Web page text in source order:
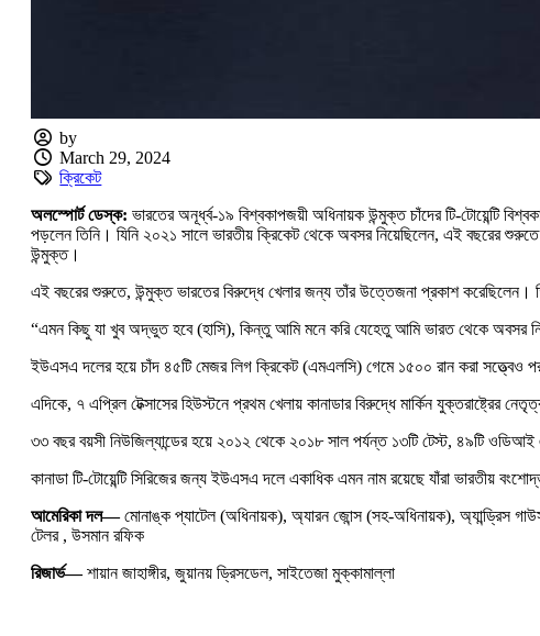
by
March 29, 2024
ক্রিকেট
অলস্পোর্ট ডেস্ক: ভারতের অনূর্ধ্ব-১৯ বিশ্বকাপজয়ী অধিনায়ক উন্মুক্ত চাঁদের টি-টোয়েন্টি
পড়লেন তিনি। যিনি ২০২১ সালে ভারতীয় ক্রিকেট থেকে অবসর নিয়েছিলেন, এই বছরের শুরুতে
উন্মুক্ত।
এই বছরের শুরুতে, উন্মুক্ত ভারতের বিরুদ্ধে খেলার জন্য তাঁর উত্তেজনা প্রকাশ করেছিলেন।
“এমন কিছু যা খুব অদ্ভুত হবে (হাসি), কিন্তু আমি মনে করি যেহেতু আমি ভারত থেকে অবসর
ইউএসএ দলের হয়ে চাঁদ ৪৫টি মেজর লিগ ক্রিকেট (এমএলসি) গেমে ১৫০০ রান করা সত্ত্বেও
এদিকে, ৭ এপ্রিল টেক্সাসের হিউস্টনে প্রথম খেলায় কানাডার বিরুদ্ধে মার্কিন
৩৩ বছর বয়সী নিউজিল্যান্ডের হয়ে ২০১২ থেকে ২০১৮ সাল পর্যন্ত ১৩টি টেস্ট, ৪৯টি
কানাডা টি-টোয়েন্টি সিরিজের জন্য ইউএসএ দলে একাধিক এমন নাম রয়েছে যাঁরা ভারতীয়
আমেরিকা দল—মোনাঙ্ক প্যাটেল (অধিনায়ক), অ্যারন জোন্স (সহ-অধিনায়ক), অ্যান্ড্রিস
টেলর , উসমান রফিক
রিজার্ভ—শায়ান জাহাঙ্গীর, জুয়ানয় ড্রিসডেল, সাইতেজা মুক্কামাল্লা